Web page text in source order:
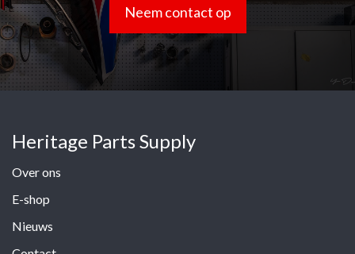
Neem contact op
Heritage Parts Supply
Over ons
E-shop
Nieuws